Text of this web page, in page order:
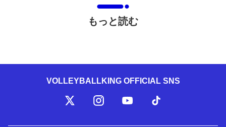
もっと読む
VOLLEYBALLKING OFFICIAL SNS